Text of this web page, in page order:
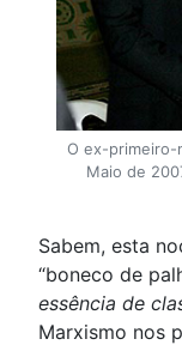
O ex-primeiro-
Maio de
Sabem, esta
“boneco de
essência de
Marxismo nos